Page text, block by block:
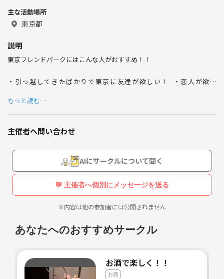
同じ気持ちを皆様に味合わせないために
この東京フレンドパークを作りました🗼
主な活動場所
東京都
説明
東京フレンドパークにはこんな人がおすすめ！！
・引っ越してきたばかりで東京に友達が欲しい！ ・恋人が欲し
長く付き合える友達が欲しい ・気軽にワイワイ飲みたい！ ・好奇心
旺盛で色んなことをやりたい人（リクエスト募集してます。） ・職場
と家の往復から抜け出したい。
何歳になっても青春しましょう✌️
名前の通り東京を友達で満たしていければなと思います！！
2000年生まれ
大分県出身
もっと読む…
主催者へ問い合わせ
AIにサークルについて聞く
💬 主催者へ個別にメッセージを送る
※内容は他の参加者には公開されません
あなたへのおすすめサークル
お酒で楽しく！！
お酒